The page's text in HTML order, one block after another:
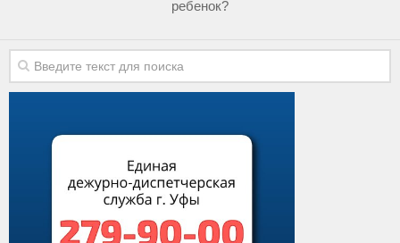
ребенок?